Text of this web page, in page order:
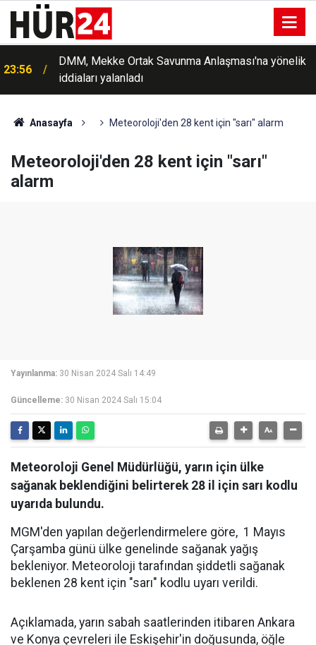
23:56
DMM, Mekke Ortak Savunma Anlaşması'na yönelik
iddiaları yalanladı
Anasayfa Meteoroloji'den 28 kent için "sarı" alarm
Meteoroloji'den 28 kent için "sarı"
alarm
Yayınlanma: 30 Nisan 2024 Salı 14:49
Güncelleme: 30 Nisan 2024 Salı 15:04
Meteoroloji Genel Müdürlüğü, yarın için ülke
sağanak beklendiğini belirterek 28 il için sarı kodlu
uyarıda bulundu.
MGM'den yapılan değerlendirmelere göre, 1 Mayıs
Çarşamba günü ülke genelinde sağanak yağış
bekleniyor. Meteoroloji tarafından şiddetli sağanak
beklenen 28 kent için "sarı" kodlu uyarı verildi.
Açıklamada, yarın sabah saatlerinden itibaren Ankara
ve Konya çevreleri ile Eskişehir'in doğusunda, öğle